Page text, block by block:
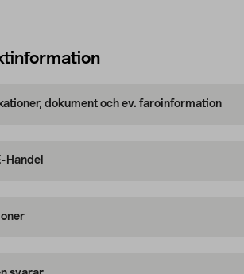
dokument och ev. faroinformation
Handel